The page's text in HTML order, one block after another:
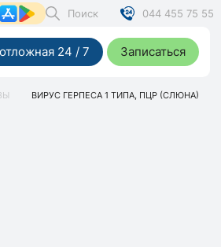
Поиск 044 455 75 55
24 / 7 Записаться
ВИРУС ГЕРПЕСА 1 ТИПА, ПЦР (СЛЮНА)